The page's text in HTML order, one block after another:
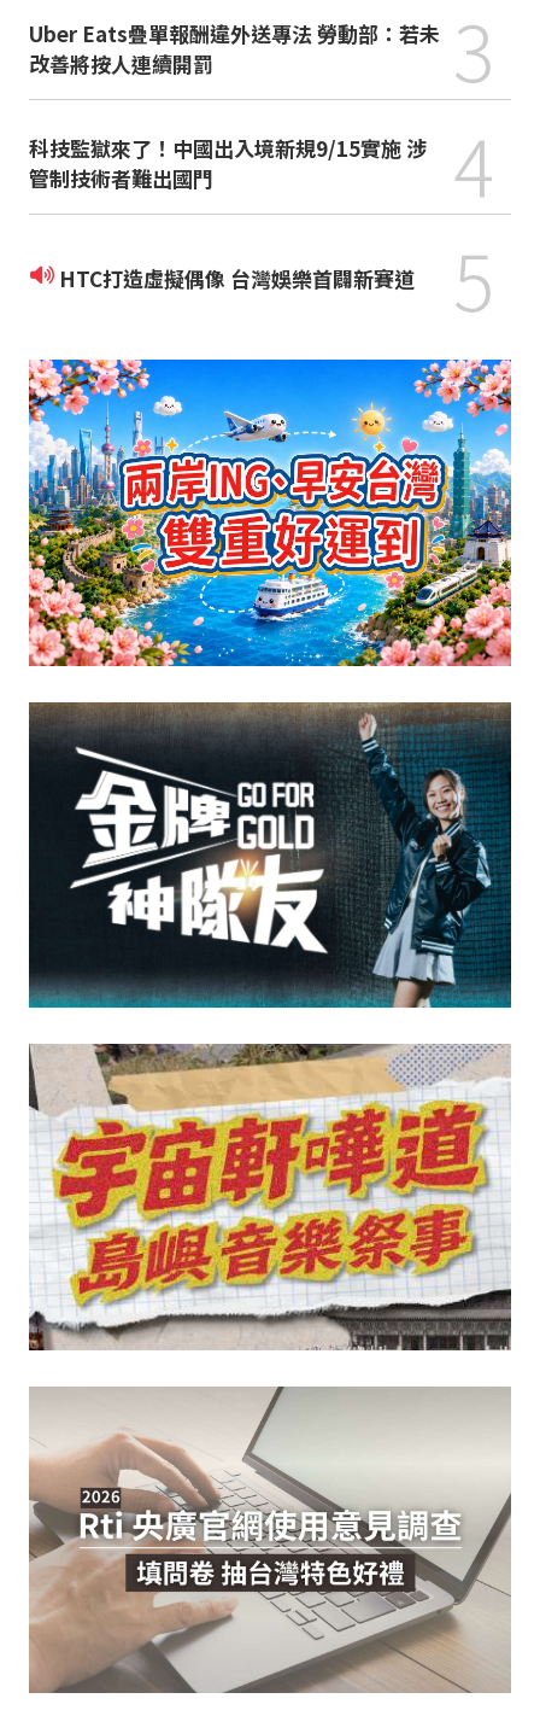
Uber Eats疊單報酬違外送專法 勞動部：若未
改善將按人連續開罰
3
科技監獄來了！中國出入境新規9/15實施 涉
管制技術者難出國門
4
HTC打造虛擬偶像 台灣娛樂首闢新賽道 5